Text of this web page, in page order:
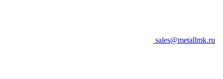
sales@metallmk.ru